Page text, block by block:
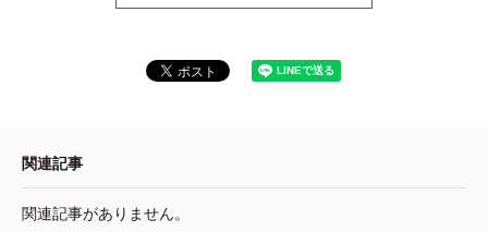
関連記事
関連記事がありません。